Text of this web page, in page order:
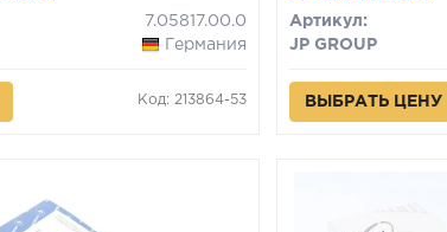
7.05817.00.0
Германия
Код: 213864-53
Артикул:
JP GROUP
ВЫБРАТЬ ЦЕНУ